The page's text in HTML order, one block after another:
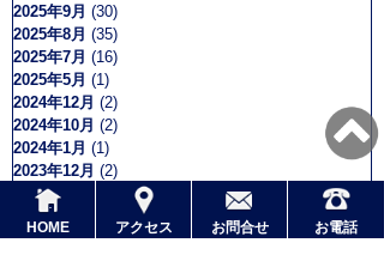
2025年9月 (30)
2025年8月 (35)
2025年7月 (16)
2025年5月 (1)
2024年12月 (2)
2024年10月 (2)
2024年1月 (1)
2023年12月 (2)
2023年8月
2023年4月
2022年5月(1)
HOME アクセス お問合せ お電話